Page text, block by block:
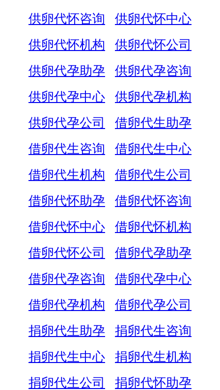
供卵代怀咨询
供卵代怀中心
供卵代怀机构
供卵代怀公司
供卵代孕助孕
供卵代孕咨询
供卵代孕中心
供卵代孕机构
供卵代孕公司
借卵代生助孕
借卵代生咨询
借卵代生中心
借卵代生机构
借卵代生公司
借卵代怀助孕
借卵代怀咨询
借卵代怀中心
借卵代怀机构
借卵代怀公司
借卵代孕助孕
借卵代孕咨询
借卵代孕中心
借卵代孕机构
借卵代孕公司
捐卵代生助孕
捐卵代生咨询
捐卵代生中心
捐卵代生机构
捐卵代生公司
捐卵代怀助孕